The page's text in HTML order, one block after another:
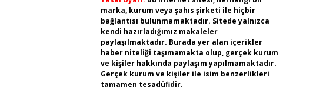
marka, kurum veya şahıs şirketi ile hiçbir
bağlantısı bulunmamaktadır. Sitede yalnızca
kendi hazırladığımız makaleler
paylaşılmaktadır. Burada yer alan içerikler
haber niteliği taşımamakta olup, gerçek kurum
ve kişiler hakkında paylaşım yapılmamaktadır.
Gerçek kurum ve kişiler ile isim benzerlikleri
tamamen tesadüfidir.